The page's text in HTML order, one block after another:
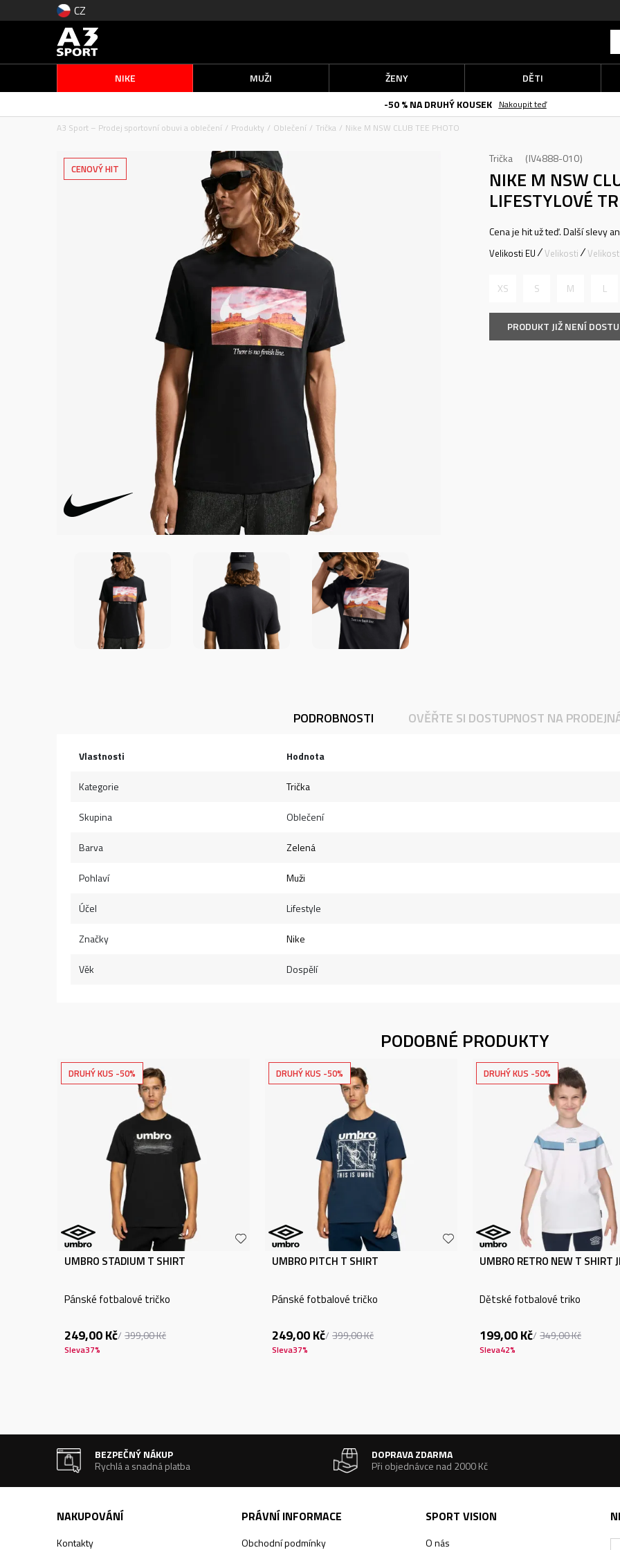
CZ
NIKE MUŽI ŽENY
DĚTI
-50 % NA DRUHÝ KOUSEK
Nakoupit teď
A3 Sport – Prodej sportovní obuvi a oblečení
Produkty Oblečení Trička Nike M NSW CLUB TEE PHOTO
CENOVÝ HIT
Trička IV4888-010
NIKE M NSW
LIFESTYLOVÉ
Cena je hit už teď. Další slevy
Velikosti EU Velikosti
XS S M L
PRODUKT JIŽ NENÍ
PODROBNOSTI OVĚŘTE SI DOSTUPNOST NA
Vlastnosti Hodnota
Kategorie Trička
Skupina Oblečení
Barva Zelená
Pohlaví Muži
Účel Lifestyle
Značky Nike
Věk Dospělí
PODOBNÉ PRODUKTY
DRUHÝ KUS -50%
UMBRO STADIUM T SHIRT
Pánské fotbalové tričko
249,00Kč 399,00Kč
Sleva37%
DRUHÝ KUS -50%
UMBRO PITCH T SHIRT
Pánské fotbalové tričko
249,00Kč 399,00Kč
Sleva37%
DRUHÝ KUS -50%
UMBRO RETRO NEW T SHIRT
Dětské fotbalové triko
199,00Kč 349,00Kč
Sleva42%
BEZPEČNÝ NÁKUP
Rychlá a snadná platba
DOPRAVA ZDARMA
Při objednávce nad 2000 Kč
NAKUPOVÁNÍ
Kontakty
PRÁVNÍ INFORMACE
Obchodní podmínky
SPORT VISION
O nás